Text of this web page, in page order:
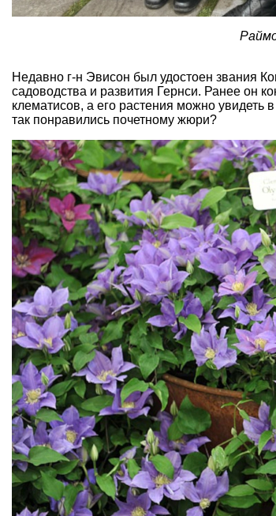
Недавно г-н Эвисон был удостоен звания
садоводства и развития Гернси. Ранее он
клематисов, а его растения можно
так понравились почетному жюри?